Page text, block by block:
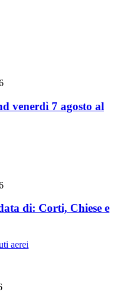
venerdì 7 agosto al
di: Corti, Chiese e